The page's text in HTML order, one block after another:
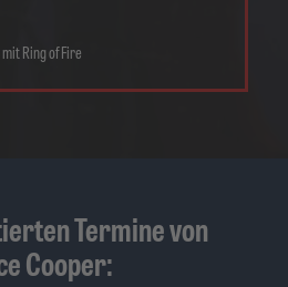
Ring of Fire
Termine von
Cooper: